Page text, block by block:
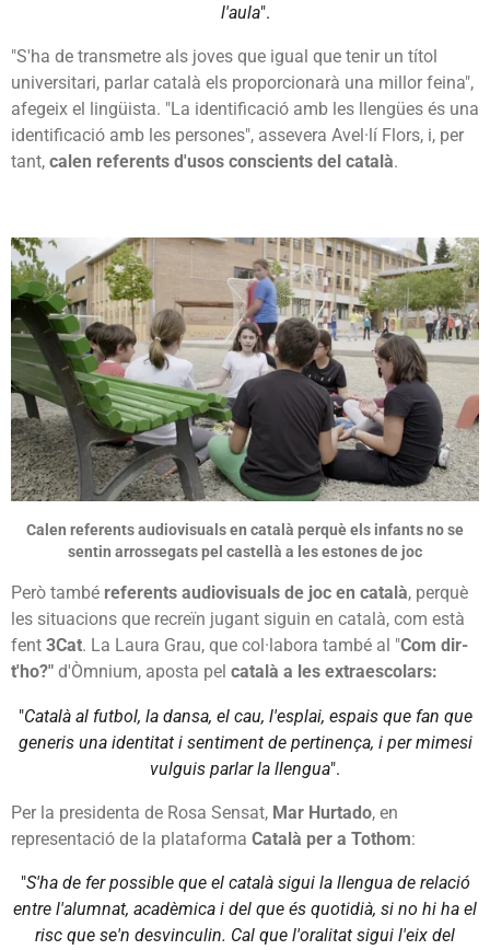
l'aula".
"S'ha de transmetre als joves que igual que tenir un títol
universitari, parlar català els proporcionarà una millor feina",
afegeix el lingüista. "La identificació amb les llengües és una
identificació amb les persones", assevera Avel·lí Flors, i, per
tant, calen referents d'usos conscients del català.
Calen referents audiovisuals en català perquè els infants no se
sentin arrossegats pel castellà a les estones de joc
Però també referents audiovisuals de joc en català, perquè
les situacions que recreïn jugant siguin en català, com està
fent 3Cat. La Laura Grau, que col·labora també al "Com dir-
t'ho?" d'Òmnium, aposta pel català a les extraescolars:
"Català al futbol, la dansa, el cau, l'esplai, espais que fan que
generis una identitat i sentiment de pertinença, i per mimesi
vulguis parlar la llengua".
Per la presidenta de Rosa Sensat, Mar Hurtado, en
representació de la plataforma Català per a Tothom:
"S'ha de fer possible que el català sigui la llengua de relació
entre l'alumnat, acadèmica i del que és quotidià, si no hi ha el
risc que se'n desvinculin. Cal que l'oralitat sigui l'eix del